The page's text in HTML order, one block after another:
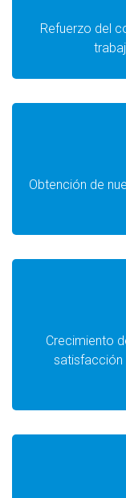
Refuerzo del
Obtención de
Crecimiento
satisfacción